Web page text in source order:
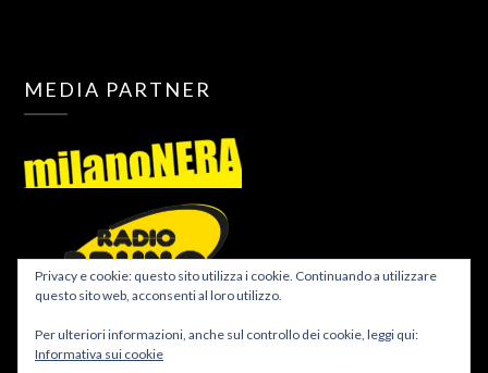
MEDIA PARTNER
Privacy e cookie: questo sito utilizza i cookie. Continuando a utilizzare
questo sito web, acconsenti al loro utilizzo.
Per ulteriori informazioni, anche sul controllo dei cookie, leggi qui:
Informativa sui cookie